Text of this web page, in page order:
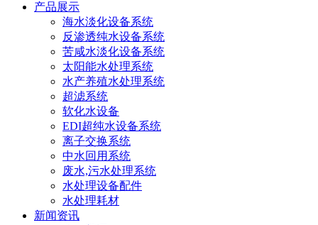
产品展示
海水淡化设备系统
反渗透纯水设备系统
苦咸水淡化设备系统
太阳能水处理系统
水产养殖水处理系统
超滤系统
软化水设备
EDI超纯水设备系统
离子交换系统
中水回用系统
废水,污水处理系统
水处理设备配件
水处理耗材
新闻资讯